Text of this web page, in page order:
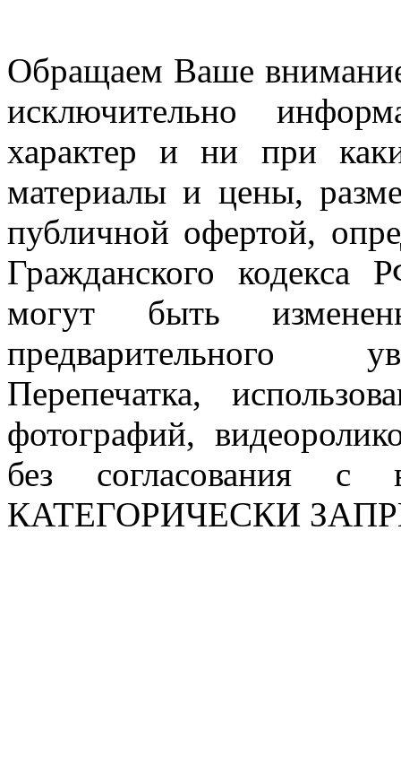
Обращаем Ваше
исключительно
характер и ни при
материалы и цены,
публичной офертой,
Гражданского
могут быть
предварительного
Перепечатка,
фотографий,
без согласования с
КАТЕГОРИЧЕСКИ